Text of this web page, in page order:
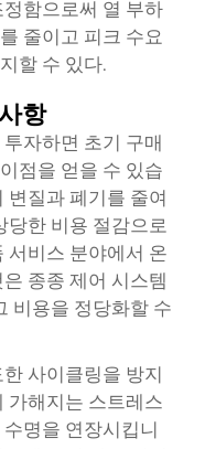
함으로써 열 부하
줄이고 피크 수요
할 수 있다.
항
자하면 초기 구매
점을 얻을 수 있습
변질과 폐기를 줄여
당한 비용 절감으로
서비스 분야에서 온
종종 제어 시스템
비용을 정당화할 수
사이클링을 방지
가해지는 스트레스
명을 연장시킵니